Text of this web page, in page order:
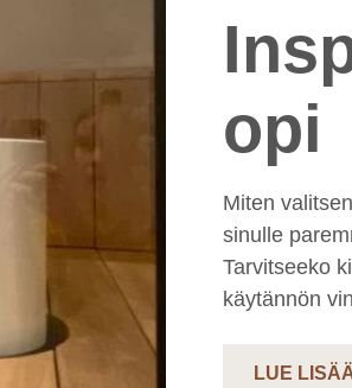
opi
Miten
sinulle
Tarvitseeko
käytännön
LUE